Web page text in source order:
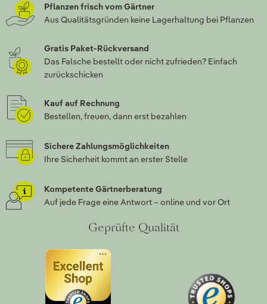
Pflanzen frisch vom Gärtner
Aus Qualitätsgründen keine Lagerhaltung bei Pflanzen
Gratis Paket-Rückversand
Das Falsche bestellt oder nicht zufrieden? Einfach
zurückschicken
Kauf auf Rechnung
Bestellen, freuen, dann erst bezahlen
Sichere Zahlungsmöglichkeiten
Ihre Sicherheit kommt an erster Stelle
Kompetente Gärtnerberatung
Auf jede Frage eine Antwort – online und vor Ort
Geprüfte Qualität